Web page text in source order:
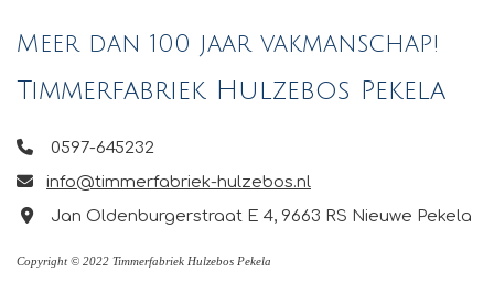
Meer dan 100 jaar vakmanschap!
Timmerfabriek Hulzebos Pekela
 0597-645232
 info@timmerfabriek-hulzebos.nl
Jan Oldenburgerstraat E 4, 9663 RS Nieuwe Pekela
Copyright © 2022 Timmerfabriek Hulzebos Pekela